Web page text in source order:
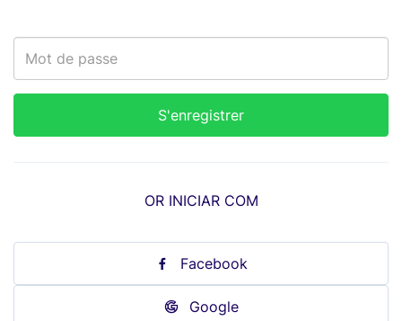
OR INICIAR COM
Facebook
Google